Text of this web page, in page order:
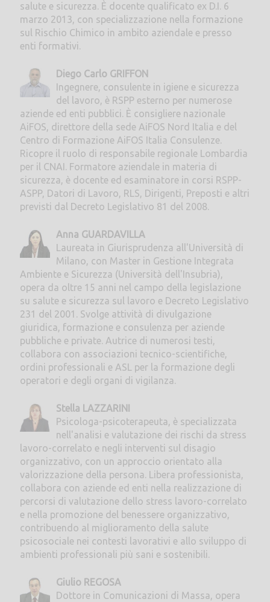
salute e sicurezza. È docente qualificato ex D.I. 6
marzo 2013, con specializzazione nella formazione
sul Rischio Chimico in ambito aziendale e presso
enti formativi.
Diego Carlo GRIFFON
Ingegnere, consulente in igiene e sicurezza
del lavoro, è RSPP esterno per numerose
aziende ed enti pubblici. È consigliere nazionale
AiFOS, direttore della sede AiFOS Nord Italia e del
Centro di Formazione AiFOS Italia Consulenze.
Ricopre il ruolo di responsabile regionale Lombardia
per il CNAI. Formatore aziendale in materia di
sicurezza, è docente ed esaminatore in corsi RSPP-
ASPP, Datori di Lavoro, RLS, Dirigenti, Preposti e altri
previsti dal Decreto Legislativo 81 del 2008.
Anna GUARDAVILLA
Laureata in Giurisprudenza all'Università di
Milano, con Master in Gestione Integrata
Ambiente e Sicurezza (Università dell'Insubria),
opera da oltre 15 anni nel campo della legislazione
su salute e sicurezza sul lavoro e Decreto Legislativo
231 del 2001. Svolge attività di divulgazione
giuridica, formazione e consulenza per aziende
pubbliche e private. Autrice di numerosi testi,
collabora con associazioni tecnico-scientifiche,
ordini professionali e ASL per la formazione degli
operatori e degli organi di vigilanza.
Stella LAZZARINI
Psicologa-psicoterapeuta, è specializzata
nell'analisi e valutazione dei rischi da stress
lavoro-correlato e negli interventi sul disagio
organizzativo, con un approccio orientato alla
valorizzazione della persona. Libera professionista,
collabora con aziende ed enti nella realizzazione di
percorsi di valutazione dello stress lavoro-correlato
e nella promozione del benessere organizzativo,
contribuendo al miglioramento della salute
psicosociale nei contesti lavorativi e allo sviluppo di
ambienti professionali più sani e sostenibili.
Giulio REGOSA
Dottore in Comunicazioni di Massa, opera